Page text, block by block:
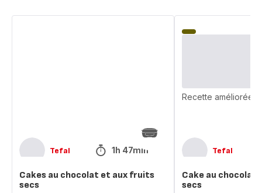
Tefal 1h 47min
Cakes au chocolat et aux fruits
secs
Tefal
Cake au chocolat
secs
Recette améliorée
au
secs